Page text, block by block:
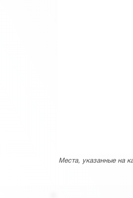
Места, указанные на